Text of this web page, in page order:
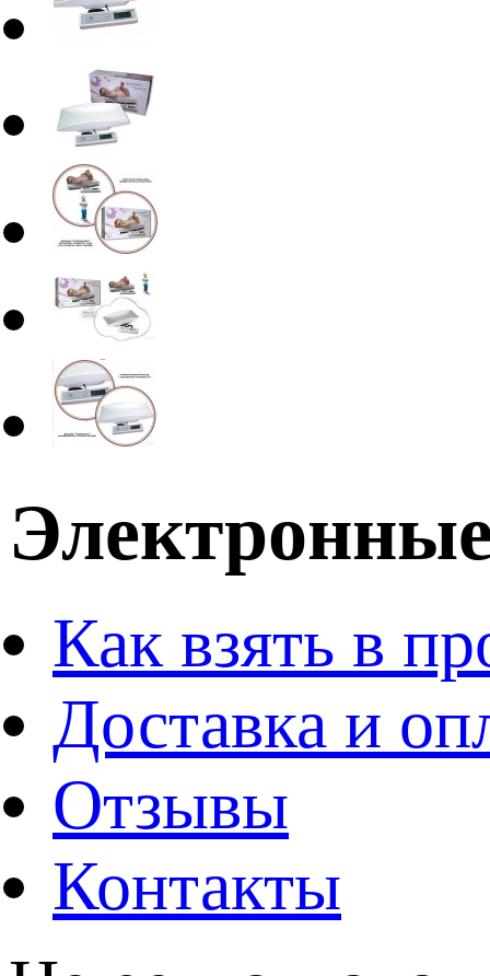
Как взять в
Доставка и
Отзывы
Контакты